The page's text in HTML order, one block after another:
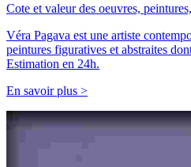
Cote et valeur des oeuvres,
Véra Pagava est une artiste
peintures figuratives et abstraites
Estimation en 24h.
En savoir plus >